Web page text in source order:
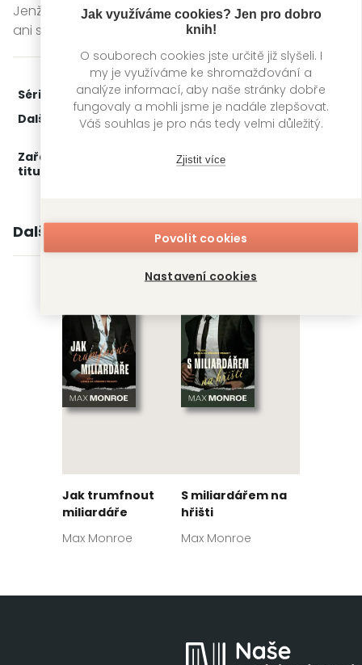
Jak využíváme cookies? Jen pro dobro
knih!
O souborech cookies jste určitě již slyšeli. I
my je využíváme ke shromažďování a
analýze informací, aby naše stránky dobře
fungovaly a mohli jsme je nadále zlepšovat.
Váš souhlas je pro nás tedy velmi důležitý.
Zjistit více
Povolit cookies
Nastavení cookies
Jenže, jak už to bývá, jejich hormonům profesionalita
ani společenská korektnost nic neříkají.
Série: Láska za všechny prachy
1. díl z 3
Další díly:
2.Jak trumfnout miliardáře
3. S miliardářem na hřišti
Zařažení
titulu:
Čtení pro ženy
Další knihy autora
Jak trumfnout
miliardáře
Max Monroe
S miliardářem na
hřišti
Max Monroe